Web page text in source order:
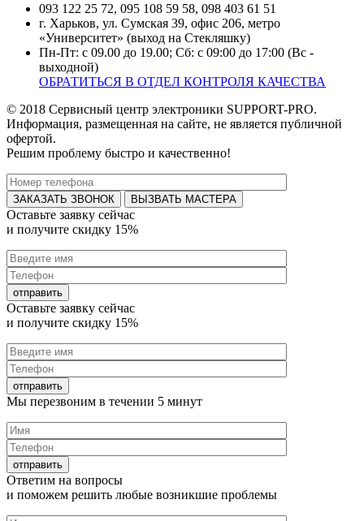
093 122 25 72, 095 108 59 58, 098 403 61 51
г. Харьков, ул. Сумская 39, офис 206, метро
«Университет» (выход на Стекляшку)
Пн-Пт: с 09.00 до 19.00; Сб: с 09:00 до 17:00 (Вс -
выходной)
ОБРАТИТЬСЯ В ОТДЕЛ КОНТРОЛЯ КАЧЕСТВА
© 2018 Сервисный центр электроники SUPPORT-PRO.
Информация, размещенная на сайте, не является публичной
офертой.
Решим проблему быстро и качественно!
ВЫЗВАТЬ МАСТЕРА
Оставьте заявку сейчас
и получите скидку 15%
Оставьте заявку сейчас
и получите скидку 15%
Мы перезвоним в течении 5 минут
Ответим на вопросы
и поможем решить любые возникшие проблемы